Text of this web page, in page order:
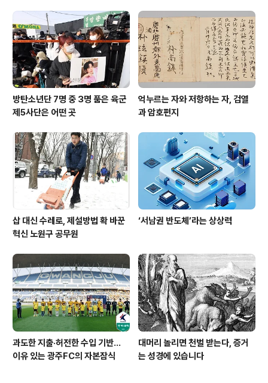
방탄소년단 7명 중 3명 품은 육군
제5사단은 어떤 곳
억누르는 자와 저항하는 자, 검열
과 암호편지
삽 대신 수레로, 제설방법 확 바꾼
혁신 노원구 공무원
‘서남권 반도체’라는 상상력
과도한 지출·허전한 수입 기반…
이유 있는 광주FC의 자본잠식
대머리 놀리면 천벌 받는다, 증거
는 성경에 있습니다